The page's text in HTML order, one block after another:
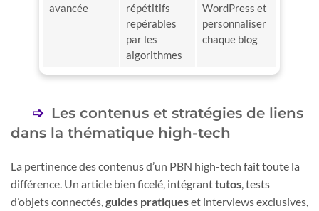
avancée
répétitifs
repérables
par les
algorithmes
WordPress et
personnaliser
chaque blog
Les contenus et stratégies de liens
dans la thématique high-tech
La pertinence des contenus d’un PBN high-tech fait toute la
différence. Un article bien ficelé, intégranttutos, tests
d’objets connectés,guides pratiqueset interviews exclusives,